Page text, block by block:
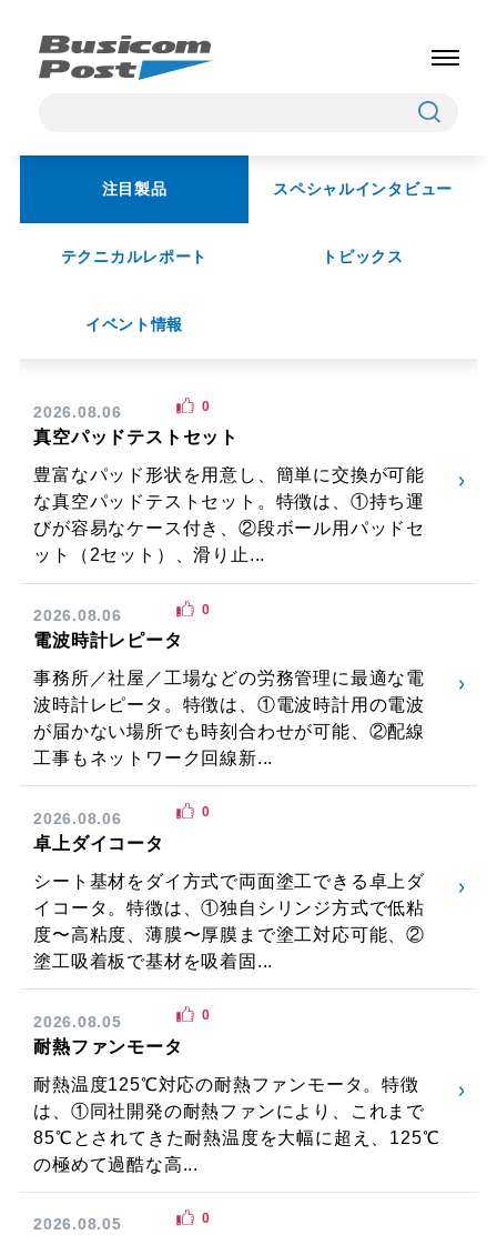
注目製品 スペシャルインタビュー
テクニカルレポート トピックス
イベント情報
2026.08.06
真空パッドテストセット
豊富なパッド形状を用意し、簡単に交換が可能
な真空パッドテストセット。特徴は、①持ち運
びが容易なケース付き、②段ボール用パッドセ
ット（2セット）、滑り止...
0
2026.08.06
電波時計レピータ
事務所／社屋／工場などの労務管理に最適な電
波時計レピータ。特徴は、①電波時計用の電波
が届かない場所でも時刻合わせが可能、②配線
工事もネットワーク回線新...
0
2026.08.06
卓上ダイコータ
シート基材をダイ方式で両面塗工できる卓上ダ
イコータ。特徴は、①独自シリンジ方式で低粘
度〜高粘度、薄膜〜厚膜まで塗工対応可能、②
塗工吸着板で基材を吸着固...
0
2026.08.05
耐熱ファンモータ
耐熱温度125℃対応の耐熱ファンモータ。特徴
は、①同社開発の耐熱ファンにより、これまで
85℃とされてきた耐熱温度を大幅に超え、125℃
の極めて過酷な高...
0
2026.08.05 0